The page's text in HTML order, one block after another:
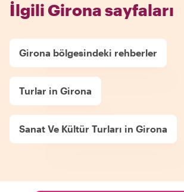
İlgili Girona sayfaları
Girona bölgesindeki rehberler
Turlar in Girona
Sanat Ve Kültür Turları in Girona